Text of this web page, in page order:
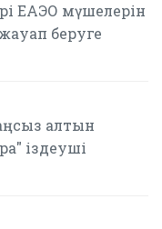
ЕАЭО мүшелерін
беруге
алтын
іздеуші